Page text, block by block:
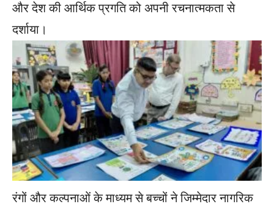
और देश की आर्थिक प्रगति को अपनी रचनात्मकता से
दर्शाया।
रंगों और कल्पनाओं के माध्यम से बच्चों ने जिम्मेदार नागरिक